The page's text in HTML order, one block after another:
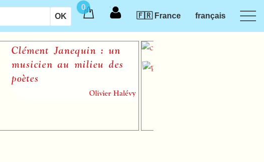
0
🇫🇷 France
français
Clément Janequin : un
musicien au milieu des
poètes
Olivier Halévy